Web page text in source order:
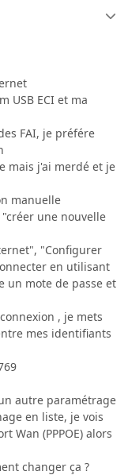
USB ECI et ma
FAI, je préfére
mais j'ai merdé et je
manuelle
une nouvelle
"Configurer
en utilisant
un mote de passe et
, je mets
mes identifiants
autre paramétrage
en liste, je vois
Wan (PPPOE) alors
changer ça ?